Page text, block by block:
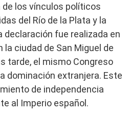
los vínculos políticos
del Río de la Plata y la
declaración fue realizada en
la ciudad de San Miguel de
tarde, el mismo Congreso
dominación extranjera. Este
de independencia
al Imperio español.